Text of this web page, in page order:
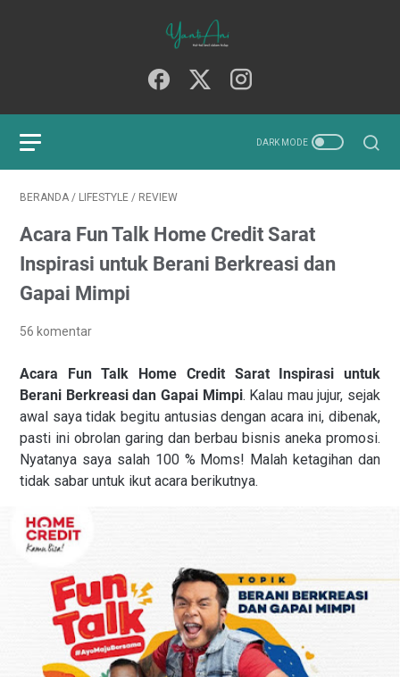
BERANDA / LIFESTYLE / REVIEW
Acara Fun Talk Home Credit Sarat
Inspirasi untuk Berani Berkreasi dan
Gapai Mimpi
56 komentar
Acara Fun Talk Home Credit Sarat Inspirasi untuk
Berani Berkreasi dan Gapai Mimpi. Kalau mau jujur, sejak
awal saya tidak begitu antusias dengan acara ini, dibenak,
pasti ini obrolan garing dan berbau bisnis aneka promosi.
Nyatanya saya salah 100 % Moms! Malah ketagihan dan
tidak sabar untuk ikut acara berikutnya.